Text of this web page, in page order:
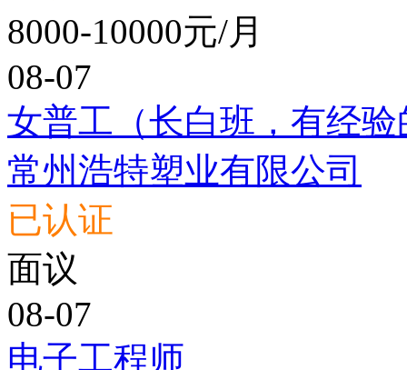
8000-10000元/月
08-07
女普工（长白班，有经验
常州浩特塑业有限公司
已认证
面议
08-07
电子工程师